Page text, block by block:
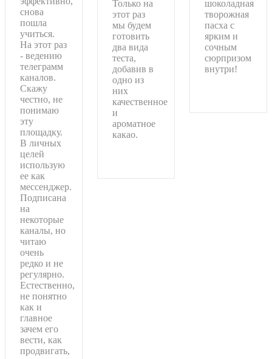
снова
пошла
учиться.
На этот раз
- ведению
телеграмм
каналов.
Скажу
честно, не
понимаю
эту
площадку.
В личных
целей
использую
ее как
мессенджер.
Подписана
на
некоторые
каналы, но
читаю
очень
редко и не
регулярно.
Естественно,
не понятно
как и
главное
зачем его
вести, как
продвигать,
Только на
этот раз
мы будем
готовить
два вида
теста,
добавив в
одно из
них
качественное
и
ароматное
какао.
шоколадная
творожная
пасха с
ярким и
сочным
сюрпризом
внутри!